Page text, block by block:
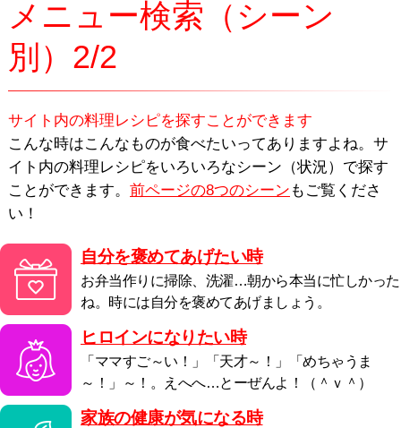
メニュー検索（シーン
別）2/2
サイト内の料理レシピを探すことができます
こんな時はこんなものが食べたいってありますよね。サ
イト内の料理レシピをいろいろなシーン（状況）で探す
ことができます。 前ページの8つのシーン もご覧くださ
い！
自分を褒めてあげたい時
お弁当作りに掃除、洗濯…朝から本当に忙しかった
ね。時には自分を褒めてあげましょう。
ヒロインになりたい時
「ママすご～い！」「天才～！」「めちゃうま
～！」～！。えへへ…とーぜんよ！（＾ｖ＾）
家族の健康が気になる時